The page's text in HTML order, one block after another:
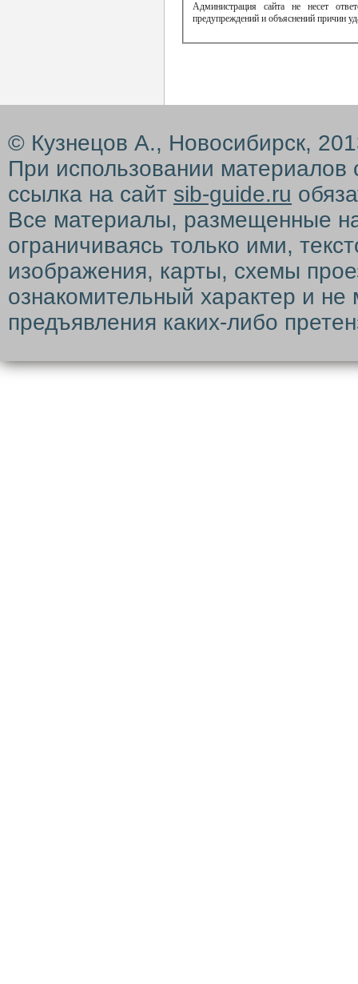
Администрация сайта не несет
предупреждений и объяснений причин
© Кузнецов А., Новосибирск,
При использовании материалов
ссылка на сайт sib-guide.ru
Все материалы, размещенные
ограничиваясь только ими,
изображения, карты, схемы
ознакомительный характер и
предъявления каких-либо